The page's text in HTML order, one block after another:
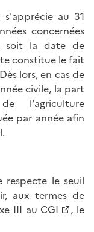
au 31
concernées
soit la date de
constitue le fait
lors, en cas de
civile, la part
l'agriculture
par année afin
respecte le seuil
aux termes de
III au CGI
, le